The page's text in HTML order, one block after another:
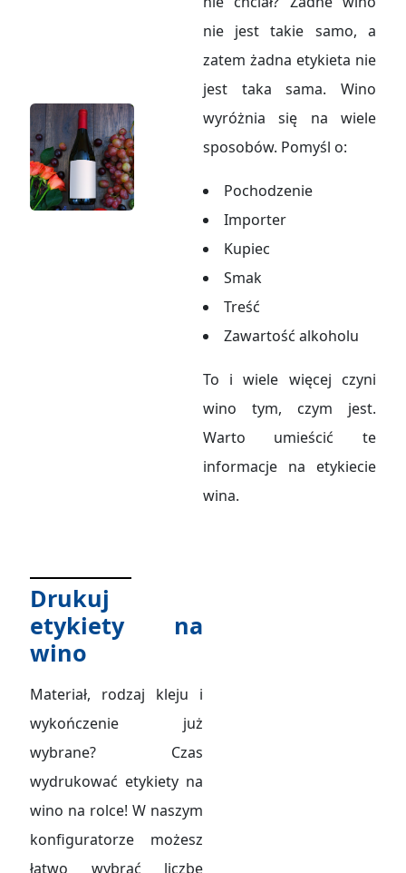
nie jest takie samo, a
zatem żadna etykieta nie
jest taka sama. Wino
wyróżnia się na wiele
sposobów. Pomyśl o:
Pochodzenie
Importer
Kupiec
Smak
Treść
Zawartość alkoholu
To i wiele więcej czyni
wino tym, czym jest.
Warto umieścić te
informacje na etykiecie
wina.
Drukuj
etykiety na
wino
Materiał, rodzaj kleju i
wykończenie już
wybrane? Czas
wydrukować etykiety na
wino na rolce! W naszym
konfiguratorze możesz
łatwo wybrać liczbę